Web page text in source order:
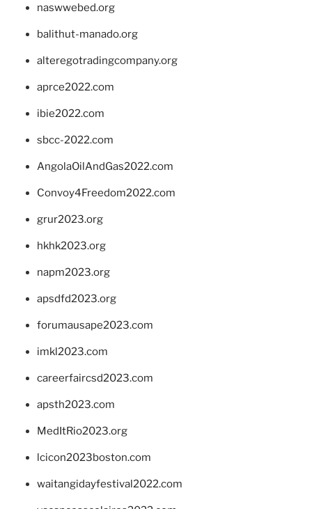
naswwebed.org
balithut-manado.org
alteregotradingcompany.org
aprce2022.com
ibie2022.com
sbcc-2022.com
AngolaOilAndGas2022.com
Convoy4Freedom2022.com
grur2023.org
hkhk2023.org
napm2023.org
apsdfd2023.org
forumausape2023.com
imkl2023.com
careerfaircsd2023.com
apsth2023.com
MedItRio2023.org
lcicon2023boston.com
waitangidayfestival2022.com